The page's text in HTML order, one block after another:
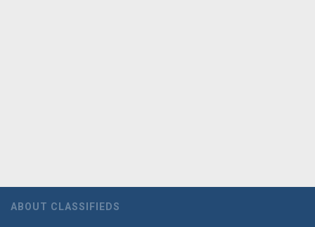
ABOUT CLASSIFIEDS